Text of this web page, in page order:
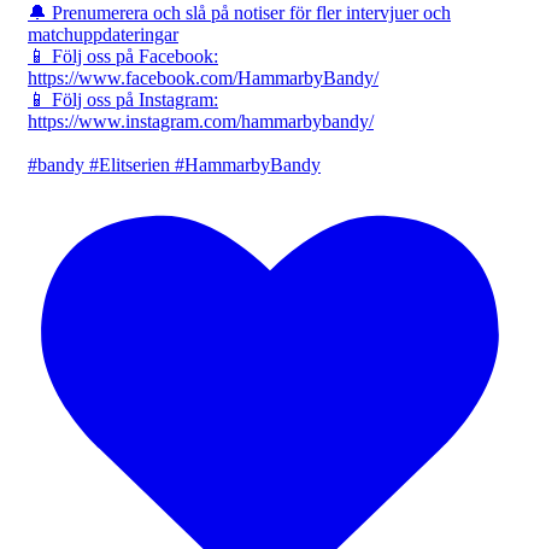
🔔 Prenumerera och slå på notiser för fler intervjuer och
matchuppdateringar
📱 Följ oss på Facebook:
https://www.facebook.com/HammarbyBandy/
📱 Följ oss på Instagram:
https://www.instagram.com/hammarbybandy/
#bandy #Elitserien #HammarbyBandy